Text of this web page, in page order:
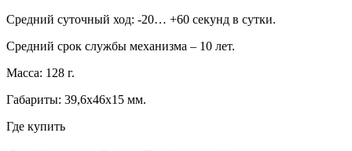
Средний суточный ход: -20… +60 секунд в сутки.
Средний срок службы механизма – 10 лет.
Масса: 128 г.
Габариты: 39,6х46х15 мм.
Где купить